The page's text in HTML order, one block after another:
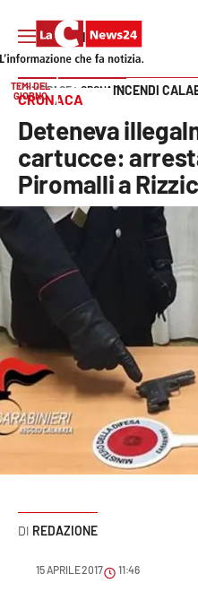
SEZIONI
Cronaca
Politica
Attualità
Economia e lavoro
Italia Mondo
Sanità
Vai
TEMI DEL
GIORNO
INCENDI
HOME PAGE CRONACA
CRONACA
Deteneva
cartucce:
Piromalli a
REDAZIONE
15 APRILE 2017 11:46